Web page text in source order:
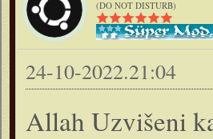
(DO NOT DISTURB)
24-10-2022.21:04
Allah Uzvišeni